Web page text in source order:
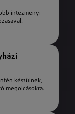
intézményi
készülnek,
megoldásokra.